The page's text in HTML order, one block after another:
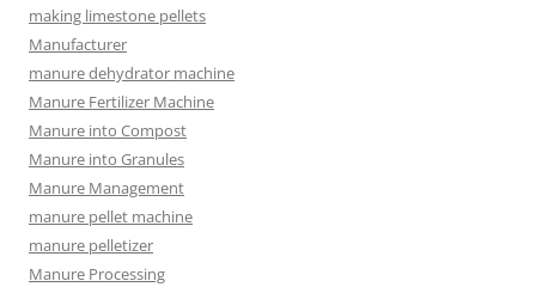
making limestone pellets
Manufacturer
manure dehydrator machine
Manure Fertilizer Machine
Manure into Compost
Manure into Granules
Manure Management
manure pellet machine
manure pelletizer
Manure Processing